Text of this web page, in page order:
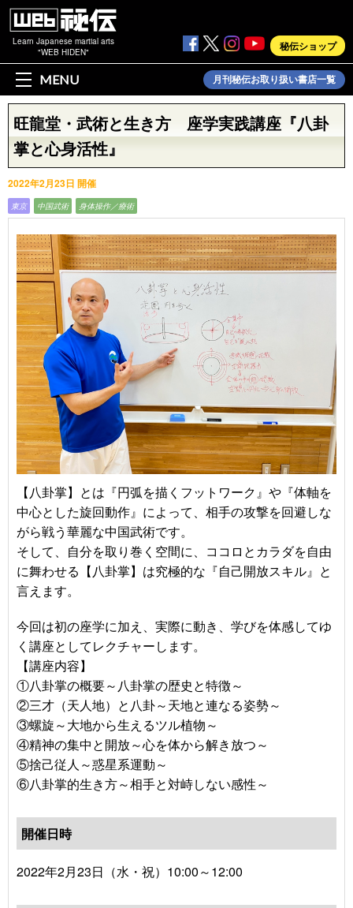
Learn Japanese martial arts
"WEB HIDEN"
秘伝ショップ
MENU 月刊秘伝お取り扱い書店一覧
旺龍堂・武術と生き方 座学実践講座『八卦
掌と心身活性』
2022年2月23日 開催
東京 中国武術 身体操作／療術
【八卦掌】とは『円弧を描くフットワーク』や『体軸を
中心とした旋回動作』によって、相手の攻撃を回避しな
がら戦う華麗な中国武術です。
そして、自分を取り巻く空間に、ココロとカラダを自由
に舞わせる【八卦掌】は究極的な『自己開放スキル』と
言えます。
今回は初の座学に加え、実際に動き、学びを体感してゆ
く講座としてレクチャーします。
【講座内容】
①八卦掌の概要～八卦掌の歴史と特徴～
②三才（天人地）と八卦～天地と連なる姿勢～
③螺旋～大地から生えるツル植物～
④精神の集中と開放～心を体から解き放つ～
⑤捨己従人～惑星系運動～
⑥八卦掌的生き方～相手と対峙しない感性～
開催日時
2022年2月23日（水・祝）10:00～12:00